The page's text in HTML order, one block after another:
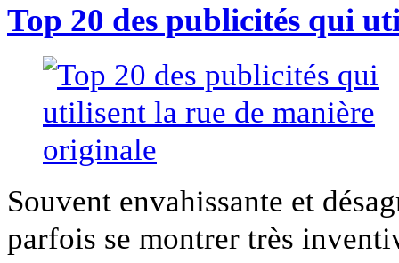
Top 20 des publicités qui
Souvent envahissante et
parfois se montrer très